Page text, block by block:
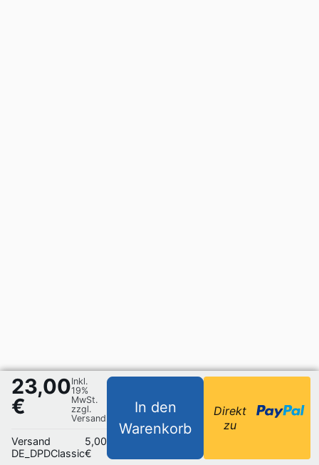
23,00
€
Inkl.
19%
MwSt.
zzgl.
Versand
Versand
DE_DPDClassic
5,00
€
In den
Warenkorb
Direkt
zu